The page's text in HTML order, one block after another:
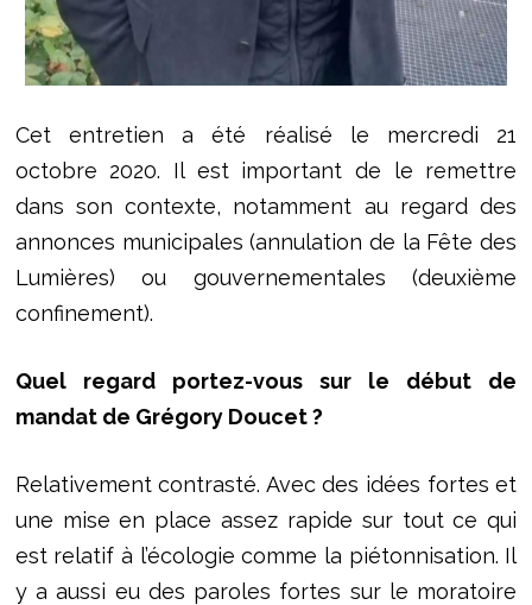
Cet entretien a été réalisé le mercredi 21
octobre 2020. Il est important de le remettre
dans son contexte, notamment au regard des
annonces municipales (annulation de la Fête des
Lumières) ou gouvernementales (deuxième
confinement).
Quel regard portez-vous sur le début de
mandat de Grégory Doucet ?
Relativement contrasté. Avec des idées fortes et
une mise en place assez rapide sur tout ce qui
est relatif à l’écologie comme la piétonnisation. Il
y a aussi eu des paroles fortes sur le moratoire